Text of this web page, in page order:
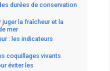
durées de conservation
la fraîcheur et la
mer
: les indicateurs
coquillages vivants
éviter les